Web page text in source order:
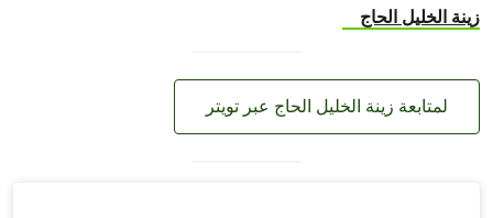
زينة الخليل الحاج
لمتابعة زينة الخليل الحاج عبر تويتر